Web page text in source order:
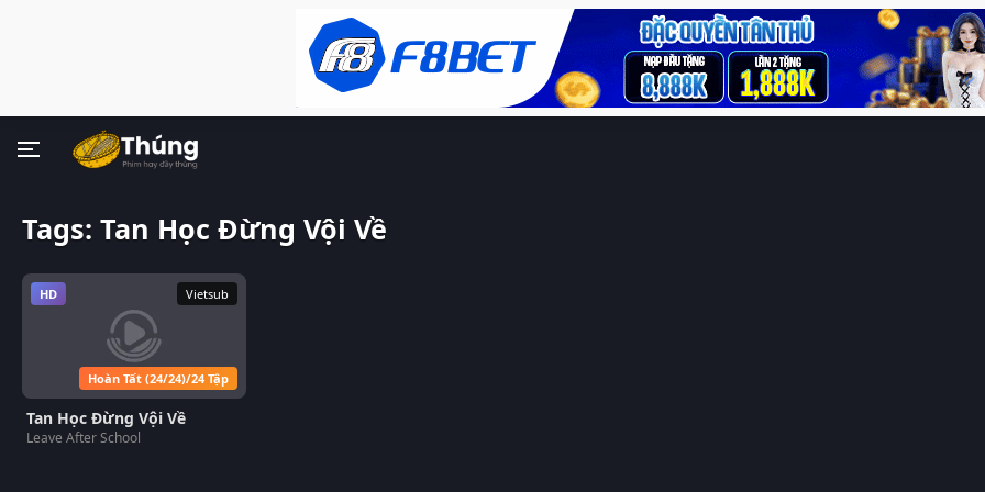
Tags: Tan Học Đừng Vội Về
HD Vietsub
Hoàn Tất (24/24)/24 Tập
Tan Học Đừng Vội Về
Leave After School